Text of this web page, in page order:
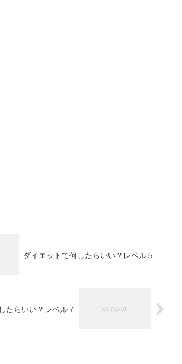
ダイエットて何したらいい？レベル５
たらいい？レベル７